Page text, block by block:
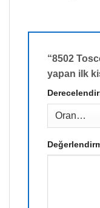
“8502
yapan ilk